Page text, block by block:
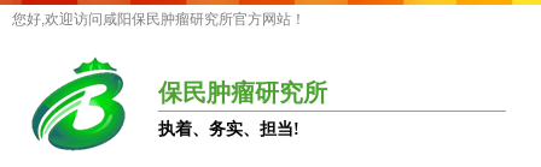
您好,欢迎访问咸阳保民肿瘤研究所官方网站！
保民肿瘤研究所
执着、务实、担当!